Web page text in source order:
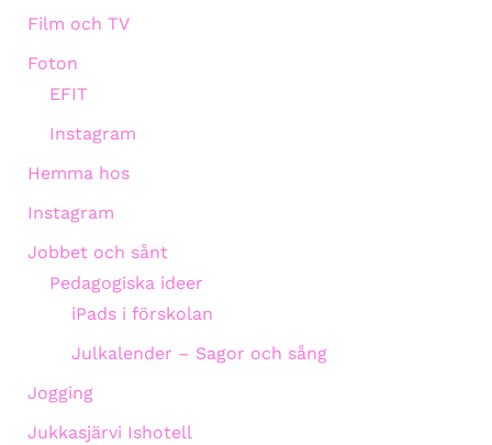
Film och TV
Foton
EFIT
Instagram
Hemma hos
Instagram
Jobbet och sånt
Pedagogiska ideer
iPads i förskolan
Julkalender – Sagor och sång
Jogging
Jukkasjärvi Ishotell